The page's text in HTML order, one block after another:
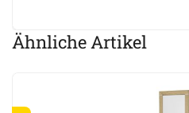
Ähnliche Artikel